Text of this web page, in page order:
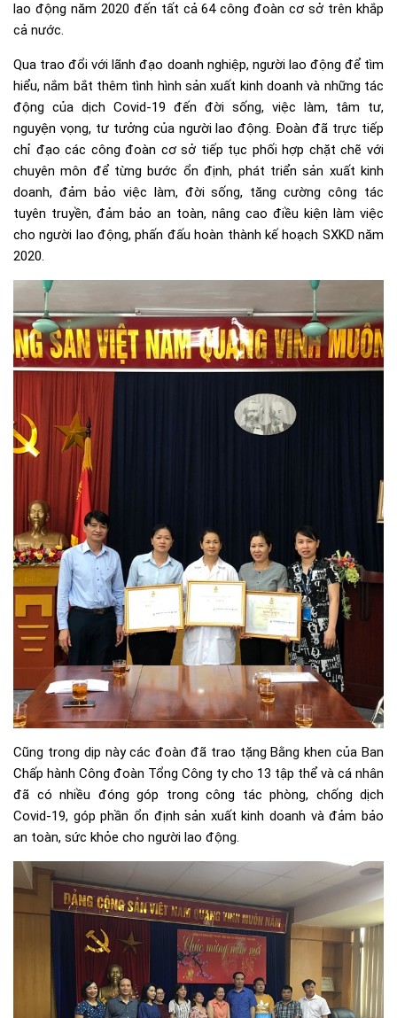
lao động năm 2020 đến tất cả 64 công đoàn cơ sở trên khắp
cả nước.
Qua trao đổi với lãnh đạo doanh nghiệp, người lao động để tìm
hiểu, nắm bắt thêm tình hình sản xuất kinh doanh và những tác
động của dịch Covid-19 đến đời sống, việc làm, tâm tư,
nguyện vọng, tư tưởng của người lao động. Đoàn đã trực tiếp
chỉ đạo các công đoàn cơ sở tiếp tục phối hợp chặt chẽ với
chuyên môn để từng bước ổn định, phát triển sản xuất kinh
doanh, đảm bảo việc làm, đời sống, tăng cường công tác
tuyên truyền, đảm bảo an toàn, nâng cao điều kiện làm việc
cho người lao động, phấn đấu hoàn thành kế hoạch SXKD năm
2020.
Cũng trong dịp này các đoàn đã trao tặng Bằng khen của Ban
Chấp hành Công đoàn Tổng Công ty cho 13 tập thể và cá nhân
đã có nhiều đóng góp trong công tác phòng, chống dịch
Covid-19, góp phần ổn định sản xuất kinh doanh và đảm bảo
an toàn, sức khỏe cho người lao động.